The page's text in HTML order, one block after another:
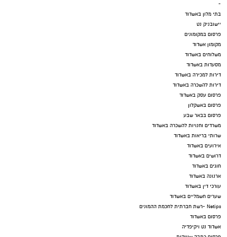
-
בתי מלון באשדוד
יישובניק נט
פרסום במקומונים
מקומון אשדוד
משלוחים באשדוד
מסעדות באשדוד
דירות למכירה באשדוד
דירות להשכרה באשדוד
פרסום עסק באשדוד
פרסום באשקלון
פרסום בבאר שבע
משרדים וחנויות להשכרה באשדוד
שרותי בריאות באשדוד
אירועים באשדוד
דרושים באשדוד
חוגים באשדוד
ארנונה באשדוד
עורכי דין באשדוד
שערים חשמליים באשדוד
Netips -רשת חברתית לחכמת ההמונים
פרסום באשדוד
אשדוד נט ויקיפדיה